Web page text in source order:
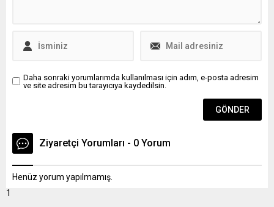
Daha sonraki yorumlarımda kullanılması için adım, e-posta adresim
ve site adresim bu tarayıcıya kaydedilsin.
Ziyaretçi Yorumları - 0 Yorum
Henüz yorum yapılmamış.
1